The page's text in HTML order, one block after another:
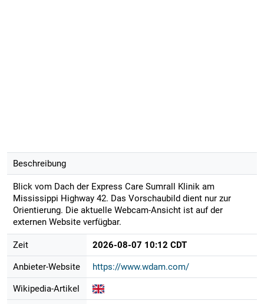
Beschreibung
Blick vom Dach der Express Care Sumrall Klinik am
Mississippi Highway 42. Das Vorschaubild dient nur zur
Orientierung. Die aktuelle Webcam-Ansicht ist auf der
externen Website verfügbar.
Zeit 2026-08-07 10:12 CDT
Anbieter-Website https://www.wdam.com/
Wikipedia-Artikel